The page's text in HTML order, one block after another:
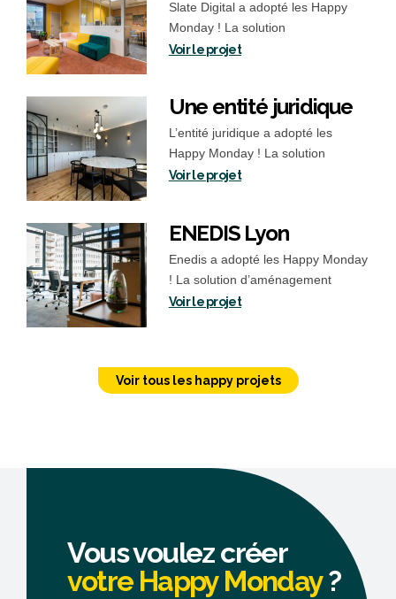
Slate Digital a adopté les Happy
Monday ! La solution
d’aménagement trouvée Nous
Voir le projet
Une entité juridique
L’entité juridique a adopté les
Happy Monday ! La solution
d’aménagement trouvée Nous
Voir le projet
ENEDIS Lyon
Enedis a adopté les Happy Monday
! La solution d’aménagement
trouvée La conception de cet…
Voir le projet
Voir tous les happy projets
Vous voulez créer
votre Happy Monday?